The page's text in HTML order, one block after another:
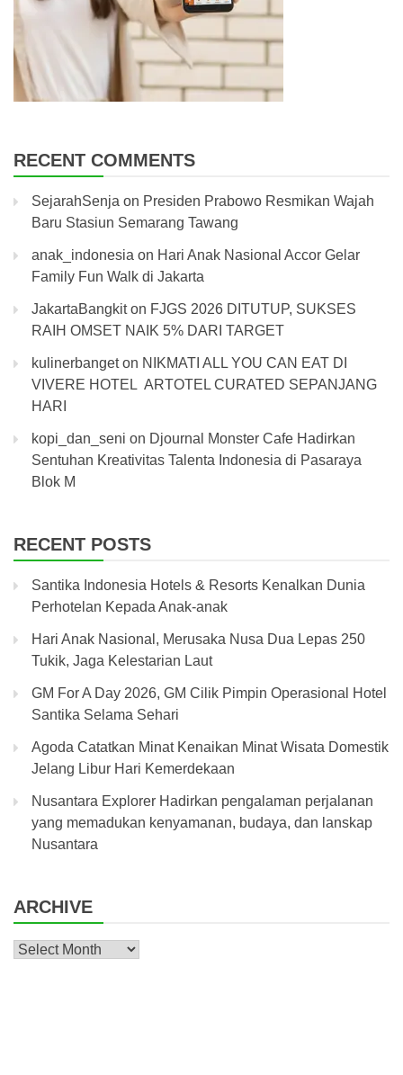
RECENT COMMENTS
SejarahSenja on Presiden Prabowo Resmikan Wajah
Baru Stasiun Semarang Tawang
anak_indonesia on Hari Anak Nasional Accor Gelar
Family Fun Walk di Jakarta
JakartaBangkiton FJGS 2026 DITUTUP, SUKSES
RAIH OMSET NAIK 5% DARI TARGET
kulinerbangeton NIKMATI ALL YOU CAN EAT DI
VIVERE HOTEL ARTOTEL CURATED SEPANJANG
HARI
kopi_dan_seni on Djournal Monster Cafe Hadirkan
Sentuhan Kreativitas Talenta Indonesia di Pasaraya
Blok M
RECENT POSTS
Santika Indonesia Hotels & Resorts Kenalkan Dunia
Perhotelan Kepada Anak-anak
Hari Anak Nasional, Merusaka Nusa Dua Lepas 250
Tukik, Jaga Kelestarian Laut
GM For A Day 2026, GM Cilik Pimpin Operasional Hotel
Santika Selama Sehari
Agoda Catatkan Minat Kenaikan Minat Wisata Domestik
Jelang Libur Hari Kemerdekaan
Nusantara Explorer Hadirkan pengalaman perjalanan
yang memadukan kenyamanan, budaya, dan lanskap
Nusantara
ARCHIVE
Archive